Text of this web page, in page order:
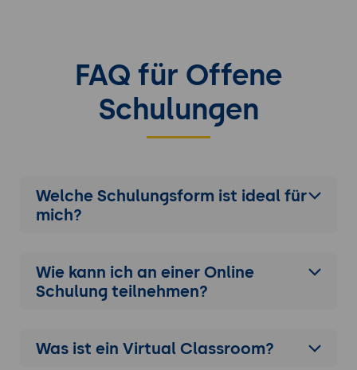
Kundenzufriedenheit durch die
strukturierte Verwaltung von IT-Support-
Tickets mit Taiga.
FAQ für Offene
Schulungen
Welche Schulungsform ist ideal für
mich?
Wie kann ich an einer Online
Schulung teilnehmen?
Was ist ein Virtual Classroom?